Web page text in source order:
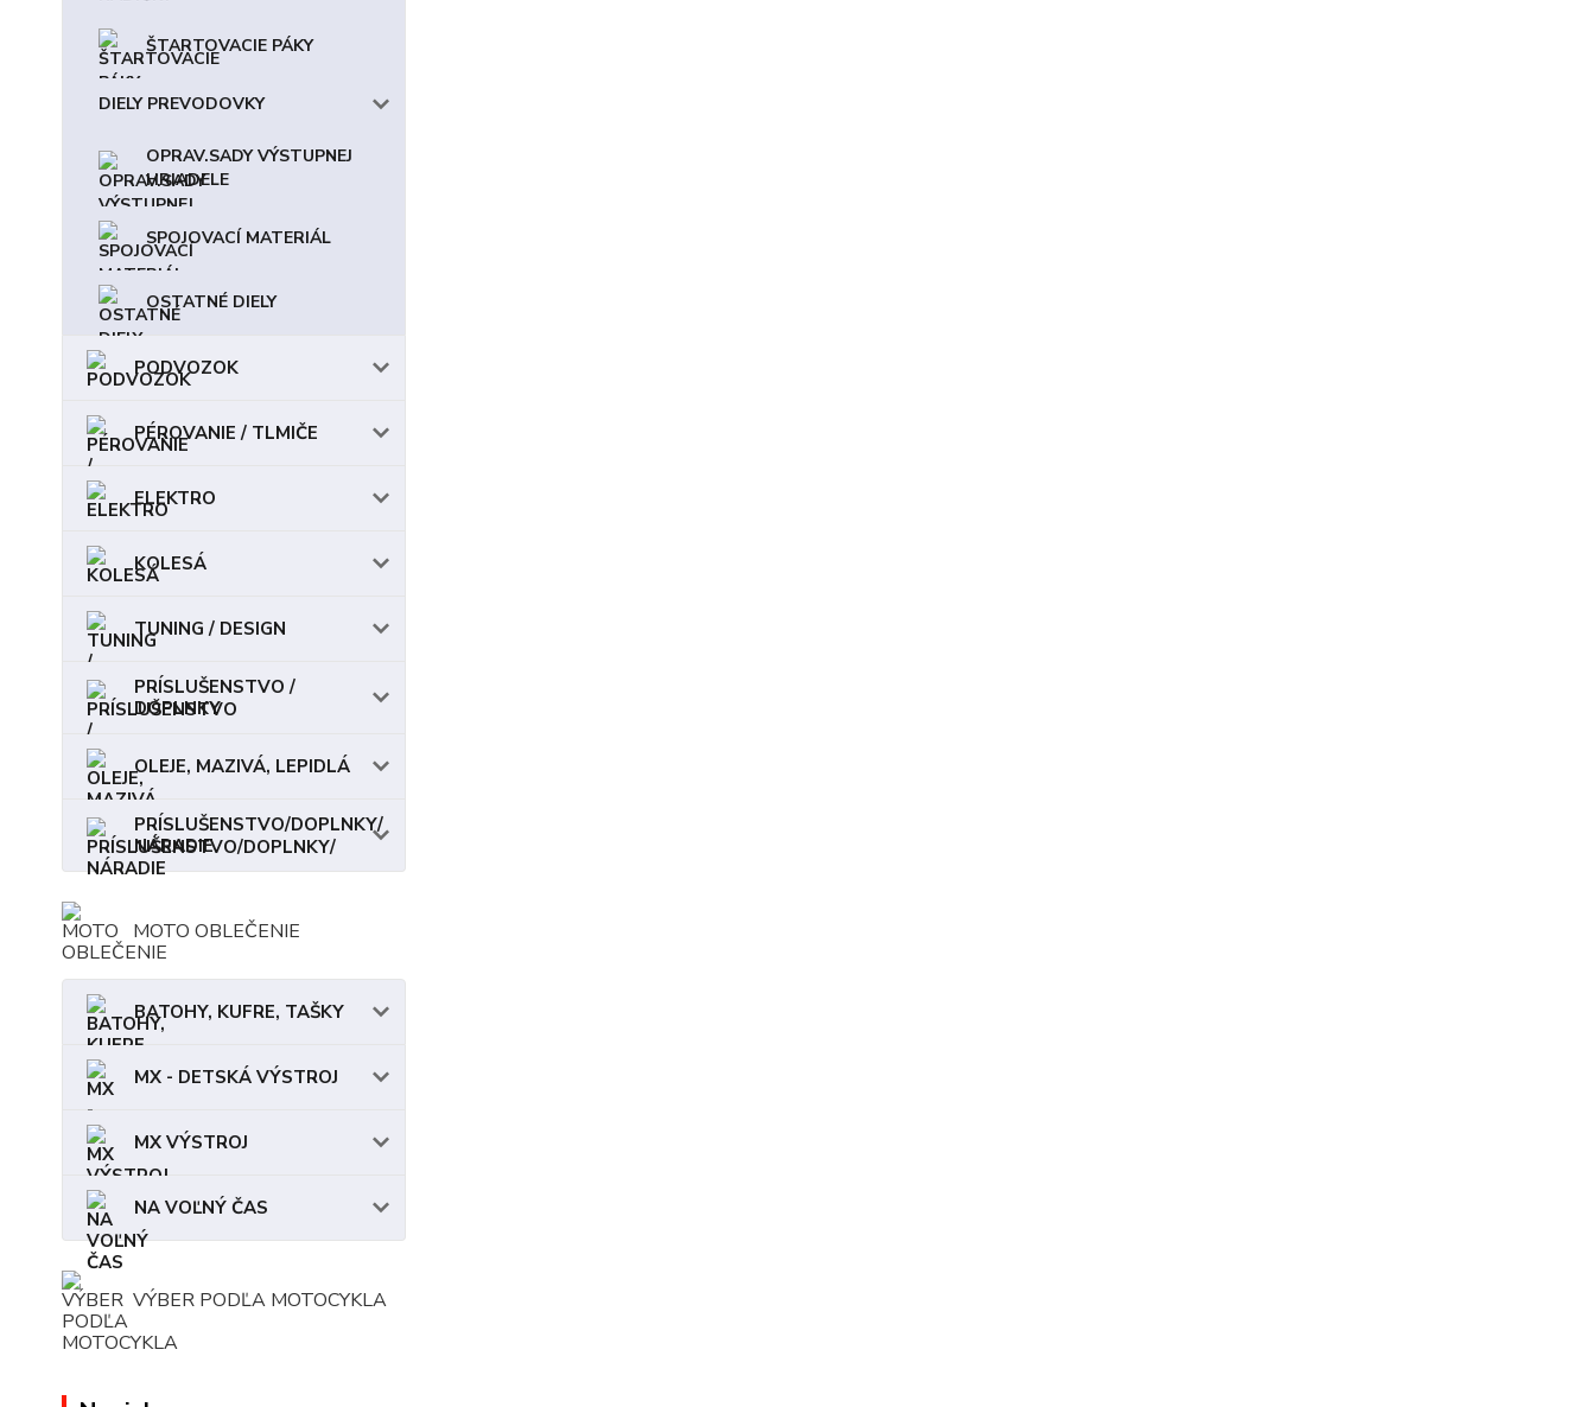
ŠTARTOVACIE PÁKY
DIELY PREVODOVKY
OPRAV.SADY VÝSTUPNEJ
HRIADELE
SPOJOVACÍ MATERIÁL
OSTATNÉ DIELY
PODVOZOK
PÉROVANIE / TLMIČE
ELEKTRO
KOLESÁ
TUNING / DESIGN
PRÍSLUŠENSTVO /
DOPLNKY
OLEJE, MAZIVÁ, LEPIDLÁ
PRÍSLUŠENSTVO/DOPLNKY/
NÁRADIE
MOTO OBLEČENIE
BATOHY, KUFRE, TAŠKY
MX - DETSKÁ VÝSTROJ
MX VÝSTROJ
NA VOĽNÝ ČAS
VÝBER PODĽA MOTOCYKLA